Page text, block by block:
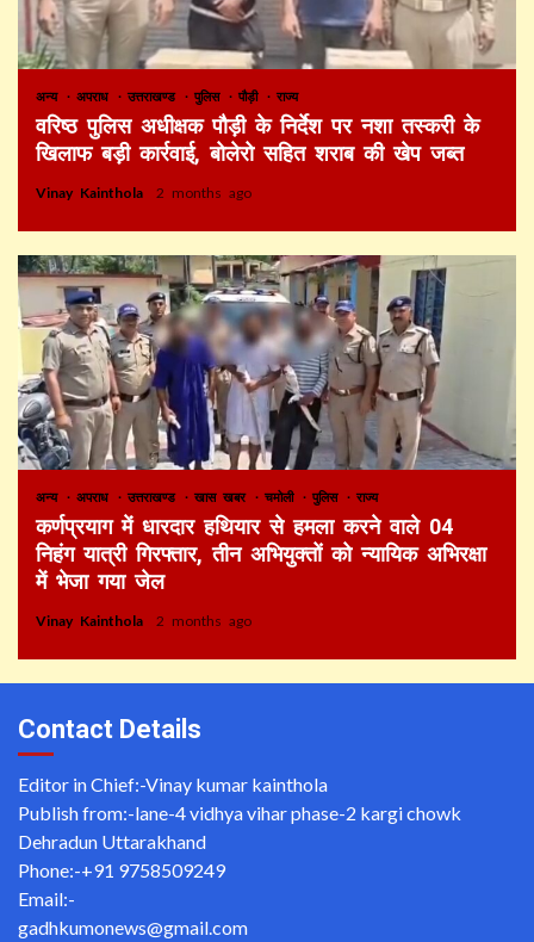
अन्य अपराध उत्तराखण्ड पुलिस पौड़ी राज्य
वरिष्ठ पुलिस अधीक्षक पौड़ी के निर्देश पर नशा तस्करी के
खिलाफ बड़ी कार्रवाई, बोलेरो सहित शराब की खेप जब्त
Vinay Kainthola 2 months ago
अन्य अपराध उत्तराखण्ड खास खबर चमोली पुलिस राज्य
कर्णप्रयाग में धारदार हथियार से हमला करने वाले 04
निहंग यात्री गिरफ्तार, तीन अभियुक्तों को न्यायिक अभिरक्षा
में भेजा गया जेल
Vinay Kainthola 2 months ago
Contact Details
Editor in Chief:-Vinay kumar kainthola
Publish from:-lane-4 vidhya vihar phase-2 kargi chowk
Dehradun Uttarakhand
Phone:-+91 9758509249
Email:-
gadhkumonews@gmail.com